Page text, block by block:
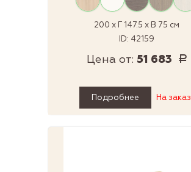
200 x Г 147.5 x В 75 см
ID: 42159
Цена от: 51 683 Р
Подробнее На заказ